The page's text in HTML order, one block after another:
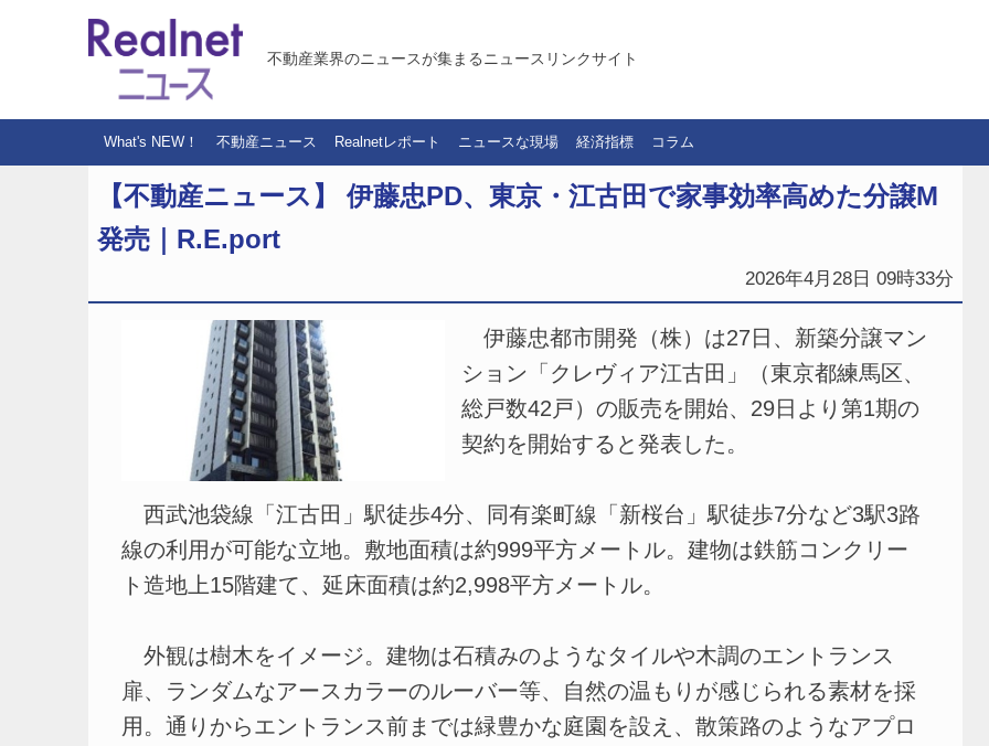
不動産業界のニュースが集まるニュースリンクサイト
What's NEW！ 不動産ニュース Realnetレポート ニュースな現場 経済指標 コラム
【不動産ニュース】 伊藤忠PD、東京・江古田で家事効率高めた分譲M
発売｜R.E.port
2026年4月28日 09時33分
伊藤忠都市開発（株）は27日、新築分譲マン
ション「クレヴィア江古田」（東京都練馬区、
総戸数42戸）の販売を開始、29日より第1期の
契約を開始すると発表した。
西武池袋線「江古田」駅徒歩4分、同有楽町線「新桜台」駅徒歩7分など3駅3路
線の利用が可能な立地。敷地面積は約999平方メートル。建物は鉄筋コンクリー
ト造地上15階建て、延床面積は約2,998平方メートル。
外観は樹木をイメージ。建物は石積みのようなタイルや木調のエントランス
扉、ランダムなアースカラーのルーバー等、自然の温もりが感じられる素材を採
用。通りからエントランス前までは緑豊かな庭園を設え、散策路のようなアプロ